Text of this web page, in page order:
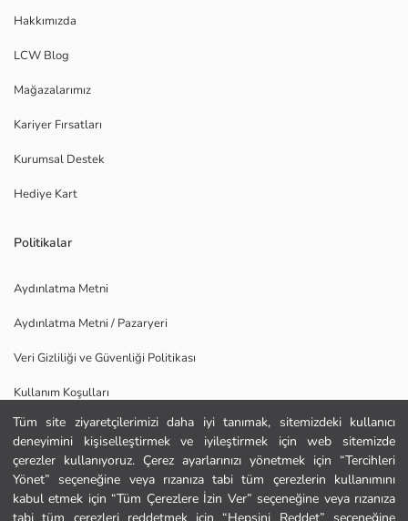
Tüm site ziyaretçilerimizi daha iyi tanımak, sitemizdeki kullanıcı
deneyimini kişiselleştirmek ve iyileştirmek için web sitemizde
çerezler kullanıyoruz. Çerez ayarlarınızı yönetmek için “Tercihleri
Yönet” seçeneğine veya rızanıza tabi tüm çerezlerin kullanımını
kabul etmek için “Tüm Çerezlere İzin Ver” seçeneğine veya rızanıza
Ana Sayfa
Kategoriler
Hakkımızda
LCW Blog
Mağazalarımız
Kariyer Fırsatları
Kurumsal Destek
Hediye Kart
Politikalar
Aydınlatma Metni
Aydınlatma Metni / Pazaryeri
Veri Gizliliği ve Güvenliği Politikası
Kullanım Koşulları
Uygulamamızı İndirin